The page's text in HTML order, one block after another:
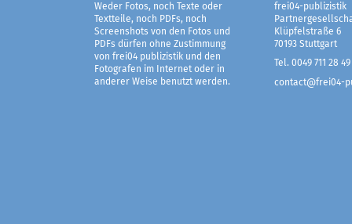
Weder Fotos, noch Texte oder
Textteile, noch PDFs, noch
Screenshots von den Fotos und
PDFs dürfen ohne Zustimmung
von frei04 publizistik und den
Fotografen im Internet oder in
anderer Weise benutzt werden.
frei04-publizistik
Klüpfelstraße 6
70193 Stuttgart
Tel. 0049 711 28 49
contact@frei04-